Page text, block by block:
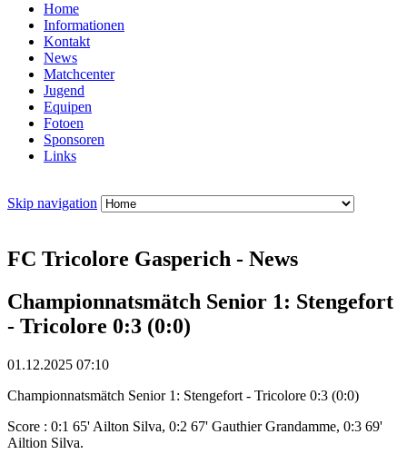
Home
Informationen
Kontakt
News
Matchcenter
Jugend
Equipen
Fotoen
Sponsoren
Links
Skip navigation
FC Tricolore Gasperich - News
Championnatsmätch Senior 1: Stengefort
- Tricolore 0:3 (0:0)
01.12.2025 07:10
Championnatsmätch Senior 1: Stengefort - Tricolore 0:3 (0:0)
Score : 0:1 65' Ailton Silva, 0:2 67' Gauthier Grandamme, 0:3 69'
Ailtion Silva.